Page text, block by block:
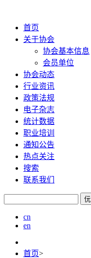
首页
关于协会
协会基本信息
会员单位
协会动态
行业资讯
政策法规
电子杂志
统计数据
职业培训
通知公告
热点关注
搜索
联系我们
㐾
cn
en
首页>